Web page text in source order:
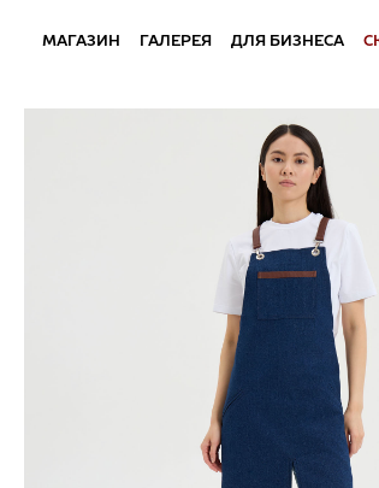
МАГАЗИН ГАЛЕРЕЯ ДЛЯ БИЗНЕСА